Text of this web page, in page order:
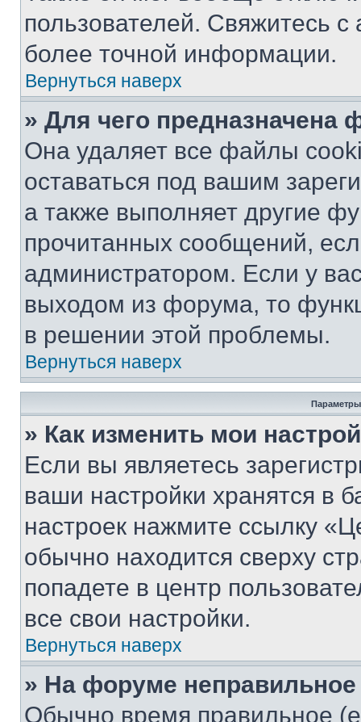
пользователей. Свяжитесь
более точной информации.
Вернуться наверх
» Для чего предназначена
Она удаляет все файлы
оставаться под вашим
а также выполняет другие
прочитанных сообщений,
администратором. Если у
выходом из форума, то
в решении этой проблемы.
Вернуться наверх
Параметры
» Как изменить мои
Если вы являетесь
ваши настройки хранятся в
настроек нажмите ссылку
обычно находится сверху
попадете в центр
все свои настройки.
Вернуться наверх
» На форуме
Обычно время правильное